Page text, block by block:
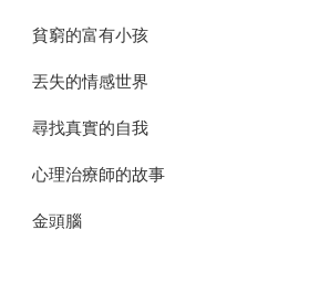
貧窮的富有小孩
丟失的情感世界
尋找真實的自我
心理治療師的故事
金頭腦